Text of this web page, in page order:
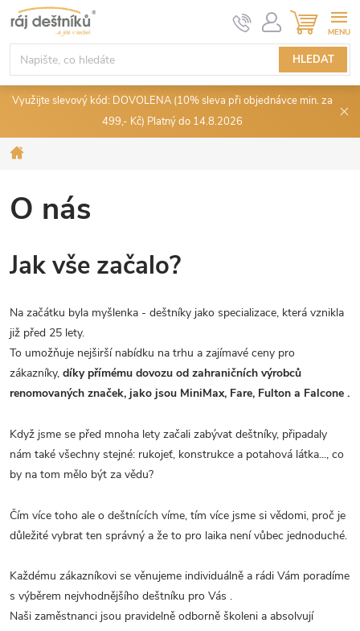
Přejít
na
obsah
HLEDAT
KOŠÍK
Využijte slevový kód: DOVOLENA (10% sleva při objednávce min. za
499,- Kč) Platný do 14.8.2026
O nás
Jak vše začalo?
Na začátku byla myšlenka - deštníky jako specializace, která vznikla
již před 25 lety.
To umožňuje nejširší nabídku na trhu a zajímavé ceny pro
zákazníky, díky přímému dovozu od zahraničních výrobců
renomovaných značek, jako jsou MiniMax, Fare, Fulton a Falcone .
Když jsme se před mnoha lety začali zabývat deštníky, připadaly
nám také všechny stejné: rukojeť, konstrukce a potahová látka..., co
by na tom mělo být za vědu?
Čím více toho ale o deštnících víme, tím více jsme si vědomi, proč je
důležité vybrat ten správný a že to pro laika není vůbec jednoduché.
Každému zákazníkovi se věnujeme individuálně a rádi Vám poradíme
s výběrem nejvhodnějšího deštníku pro Vás .
Naši zaměstnanci jsou pravidelně odborně školeni a absolvují